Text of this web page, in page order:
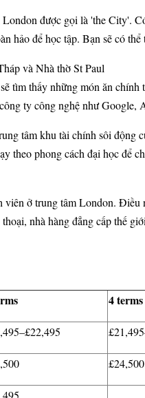
được gọi là 'the City'.
hảo để học tập. Bạn sẽ có thể
và Nhà thờ St Paul
tìm thấy những món ăn
ty công nghệ như Google,
tâm khu tài chính sôi động
theo phong cách đại học để
ở trung tâm London. Điều
nhà hàng đẳng cấp thế
4 terms
£24,500